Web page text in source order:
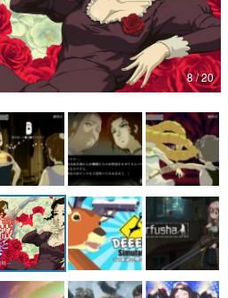
8 / 20